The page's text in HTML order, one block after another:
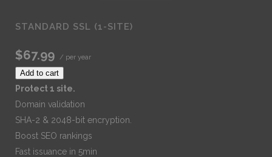
STANDARD SSL (1-SITE)
$67.99 / per year
Add to cart
Protect 1 site.
Domain validation
SHA-2 & 2048-bit encryption.
Boost SEO rankings
Fast issuance in 5min